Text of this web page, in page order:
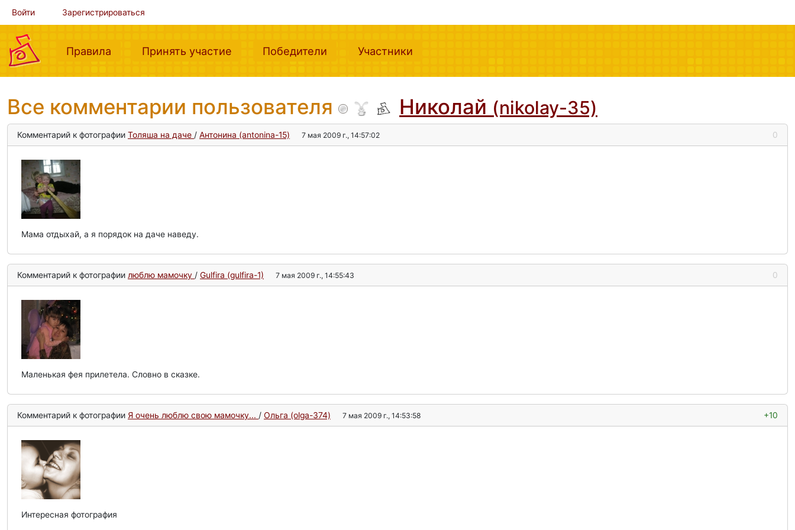
Войти Зарегистрироваться
Правила (current)Принять участие (current)Победители (current)Участники
Все комментарии пользователя Николай (nikolay-35)
Комментарий к фотографии Толяша на даче / Антонина (antonina-15) 7 мая 2009 г., 14:57:02 0
Мама отдыхай, а я порядок на даче наведу.
Комментарий к фотографии люблю мамочку / Gulfira (gulfira-1) 7 мая 2009 г., 14:55:43 0
Маленькая фея прилетела. Словно в сказке.
Комментарий к фотографии Я очень люблю свою мамочку... / Ольга (olga-374) 7 мая 2009 г., 14:53:58 +10
Интересная фотография